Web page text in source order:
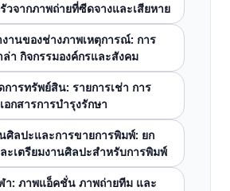
วจากภาพถ่ายที่ซีดจางและเสียหาย
านของช่างภาพเหตุการณ์: การ
า กิจกรรมองค์กรและสังคม
การทรัพย์สิน: รายการเช่า การ
กสารการบำรุงรักษา
ศิลปะและการขายการพิมพ์: ยก
ะเตรียมงานศิลปะสำหรับการพิมพ์
า: ภาพแอ็คชั่น ภาพถ่ายทีม และ